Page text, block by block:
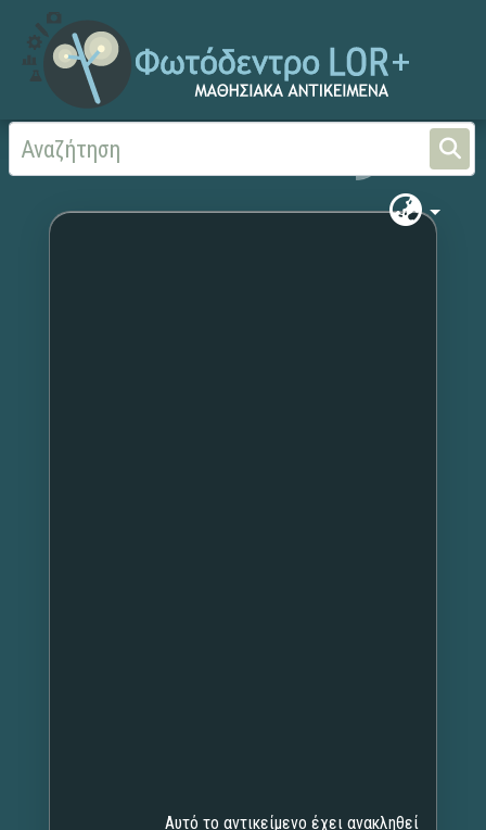
Αρχική Χωρίς τίτλο
Αυτό το αντικείμενο έχει ανακληθεί